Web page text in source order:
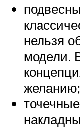
нельзя
модели.
желанию;